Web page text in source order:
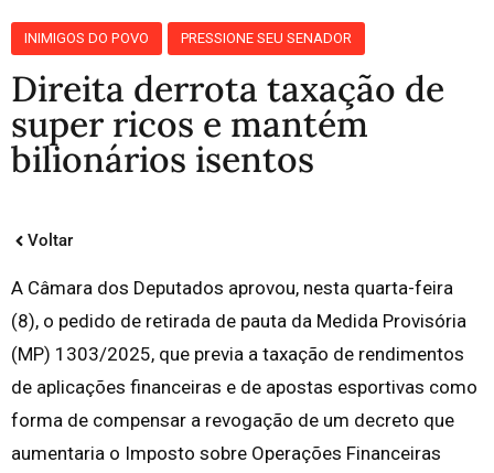
INIMIGOS DO POVO PRESSIONE SEU SENADOR
Direita derrota taxação de
super ricos e mantém
bilionários isentos
Voltar
A Câmara dos Deputados aprovou, nesta quarta-feira
(8), o pedido de retirada de pauta da Medida Provisória
(MP) 1303/2025, que previa a taxação de rendimentos
de aplicações financeiras e de apostas esportivas como
forma de compensar a revogação de um decreto que
aumentaria o Imposto sobre Operações Financeiras